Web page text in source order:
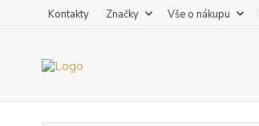
Kontakty Značky Vše o nákupu